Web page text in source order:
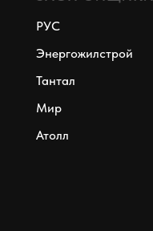
РУС
Энергожилстрой
Тантал
Мир
Атолл